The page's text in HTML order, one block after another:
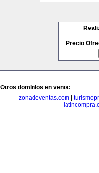
Precio
Otros dominios en venta:
zonadeventas.com|